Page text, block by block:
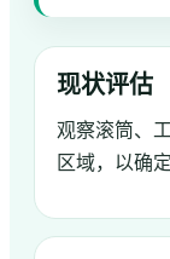
现状评估
观察滚筒、
区域，以确